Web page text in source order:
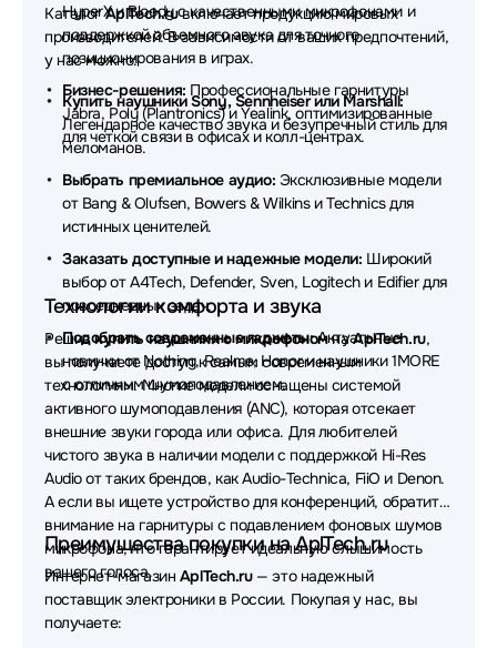
Наушники TECNO Наушники Redragon
Наушники Takstar Наушники Baseus
Наушники Defunc Наушники Dell
Наушники Simgot Наушники EnGenius
Наушники Canyon
Наушники MUSIC PUBLIC KINGDOM
Наушники AverMedia Наушники OLMIO
Наушники Nothing Наушники Koss
Наушники Bowers & Wilkins
Наушники Dark Project Наушники Lyambda
Наушники AKG Наушники JVC
Наушники CROWN micro Наушники Ttec
HyperX и Bloody с качественными микрофонами и
поддержкой объемного звука для точного
позиционирования в играх.
Бизнес-решения: Профессиональные гарнитуры
Jabra, Poly (Plantronics) и Yealink, оптимизированные
для четкой связи в офисах и колл-центрах.
КаталогAplTech.ruвключает продукцию мировых
производителей. В зависимости от ваших предпочтений,
у нас можно:
Купить наушники Sony, Sennheiser или Marshall:
Легендарное качество звука и безупречный стиль для
меломанов.
Выбрать премиальное аудио: Эксклюзивные модели
от Bang & Olufsen, Bowers & Wilkins и Technics для
истинных ценителей.
Заказать доступные и надежные модели: Широкий
выбор от A4Tech, Defender, Sven, Logitech и Edifier для
повседневных задач.
Подобрать современные гаджеты:Актуальные
новинки от Nothing, Realme, Honor и наушники 1MORE
с отличным шумоподавлением.
Технологии комфорта и звука
Решивкупить наушники с микрофономнаAplTech.ru,
вы получаете доступ к самым современным
технологиям. Многие модели оснащены системой
активного шумоподавления (ANC), которая отсекает
внешние звуки города или офиса. Для любителей
чистого звука в наличии модели с поддержкой Hi-Res
Audio от таких брендов, как Audio-Technica, FiiO и Denon.
А если вы ищете устройство для конференций, обратите
внимание на гарнитуры с подавлением фоновых шумов
микрофона, что гарантирует идеальную слышимость
вашего голоса.
Преимущества покупки на AplTech.ru
Интернет-магазин AplTech.ru— это надежный
поставщик электроники в России. Покупая у нас, вы
получаете: